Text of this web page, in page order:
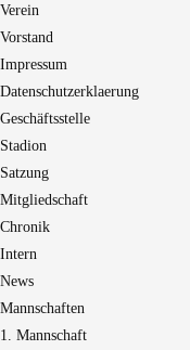
Verein
Vorstand
Impressum
Datenschutzerklaerung
Geschäftsstelle
Stadion
Satzung
Mitgliedschaft
Chronik
Intern
News
Mannschaften
1. Mannschaft